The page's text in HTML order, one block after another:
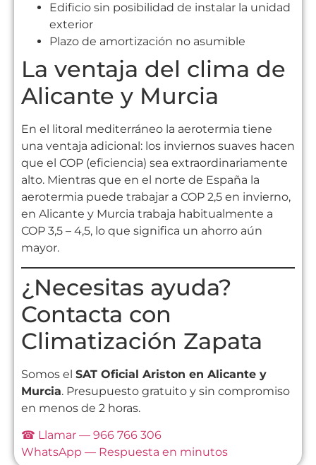
Edificio sin posibilidad de instalar la unidad
exterior
Plazo de amortización no asumible
La ventaja del clima de
Alicante y Murcia
En el litoral mediterráneo la aerotermia tiene
una ventaja adicional: los inviernos suaves hacen
que el COP (eficiencia) sea extraordinariamente
alto. Mientras que en el norte de España la
aerotermia puede trabajar a COP 2,5 en invierno,
en Alicante y Murcia trabaja habitualmente a
COP 3,5 – 4,5, lo que significa un ahorro aún
mayor.
¿Necesitas ayuda?
Contacta con
Climatización Zapata
Somos el SAT Oficial Ariston en Alicante y
Murcia. Presupuesto gratuito y sin compromiso
en menos de 2 horas.
☎ Llamar — 966 766 306
WhatsApp — Respuesta en minutos